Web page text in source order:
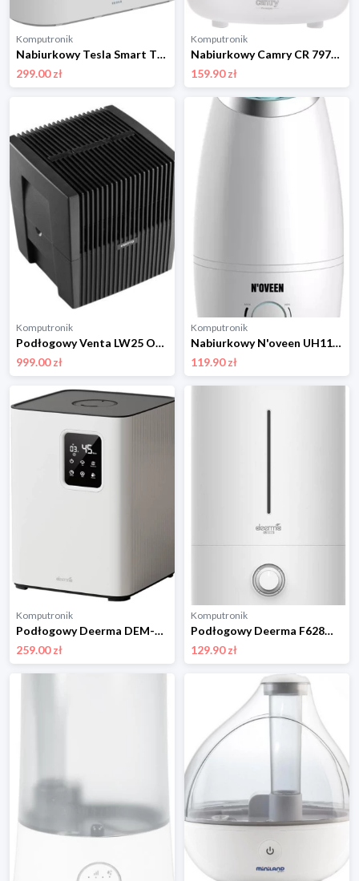
Komputronik
Nabiurkowy Tesla Smart TSL-AC-PRO4 biały
299.00 zł
Komputronik
Nabiurkowy Camry CR 7973w biały
159.90 zł
Komputronik
Podłogowy Venta LW25 Original antracyt
999.00 zł
Komputronik
Nabiurkowy N'oveen UH116 biało-zielony N'OVEEN
119.90 zł
Komputronik
Podłogowy Deerma DEM-F951W biały
259.00 zł
Komputronik
Podłogowy Deerma F628W biały
129.90 zł